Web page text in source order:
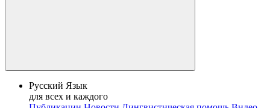
Русский Язык
для всех и каждого